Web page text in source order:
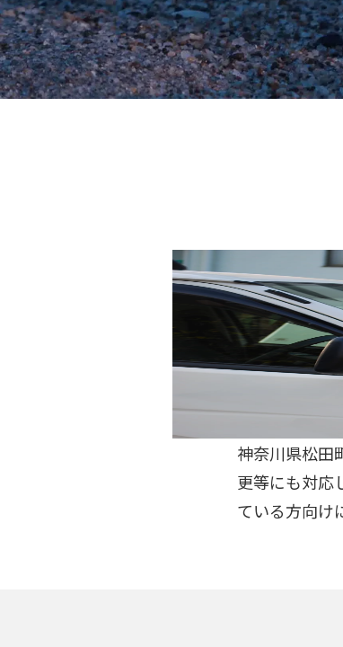
神奈川県松田
更等にも対応
ている方向け